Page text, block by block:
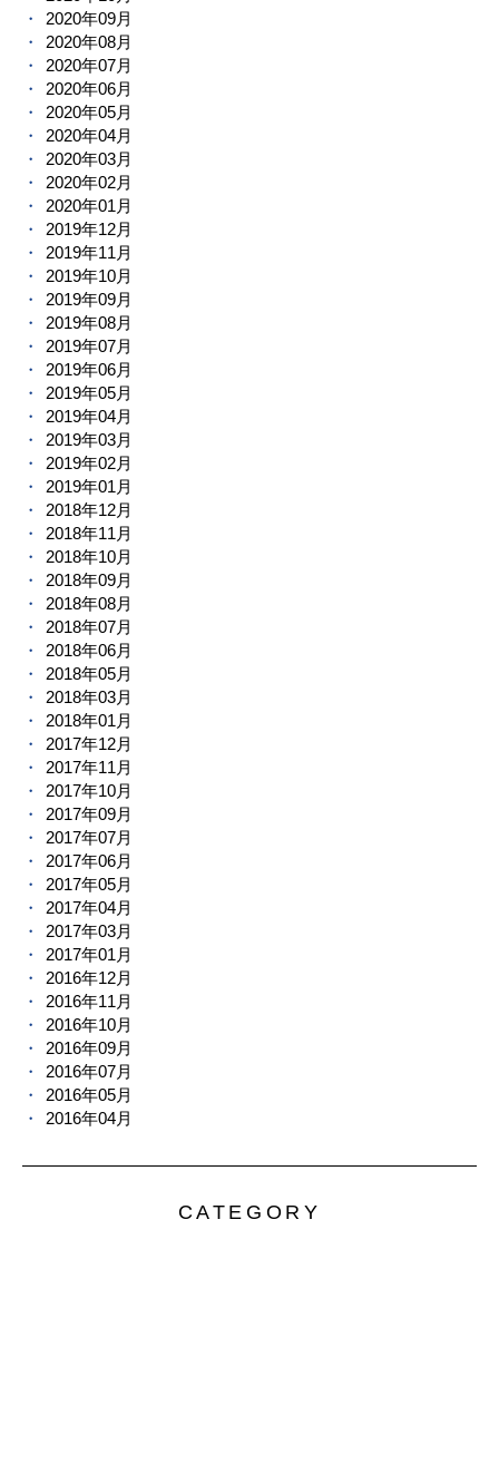
2020年09月
2020年08月
2020年07月
2020年06月
2020年05月
2020年04月
2020年03月
2020年02月
2020年01月
2019年12月
2019年11月
2019年10月
2019年09月
2019年08月
2019年07月
2019年06月
2019年05月
2019年04月
2019年03月
2019年02月
2019年01月
2018年12月
2018年11月
2018年10月
2018年09月
2018年08月
2018年07月
2018年06月
2018年05月
2018年03月
2018年01月
2017年12月
2017年11月
2017年10月
2017年09月
2017年07月
2017年06月
2017年05月
2017年04月
2017年03月
2017年01月
2016年12月
2016年11月
2016年10月
2016年09月
2016年07月
2016年05月
2016年04月
CATEGORY